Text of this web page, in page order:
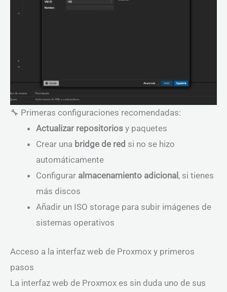
🔧 Primeras configuraciones recomendadas:
Actualizar repositorios y paquetes
Crear una bridge de red si no se hizo
automáticamente
Configurar almacenamiento adicional , si tienes
más discos
Añadir un ISO storage para subir imágenes de
sistemas operativos
Acceso a la interfaz web de Proxmox y primeros
pasos
La interfaz web de Proxmox es sin duda uno de sus